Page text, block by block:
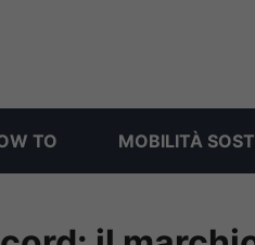
TO MOBILITÀ